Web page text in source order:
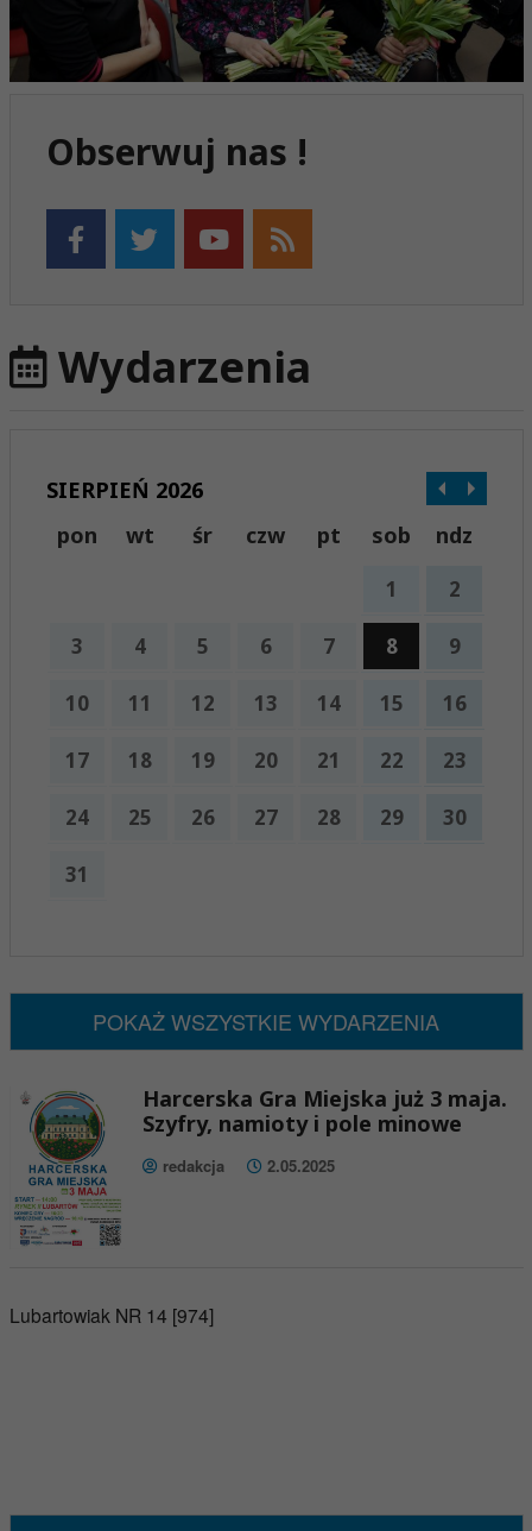
Obserwuj nas !
Wydarzenia
SIERPIEŃ 2026
pon
wt śr czw pt sob ndz
1 2
3 4 5 6 7 8 9
10 11 12 13 14 15 16
17 18 19 20 21 22 23
24 25 26 27 28 29 30
31
POKAŻ WSZYSTKIE WYDARZENIA
Harcerska Gra Miejska już 3 maja.
Szyfry, namioty i pole minowe
redakcja 2.05.2025
Lubartowiak NR 14 [974]